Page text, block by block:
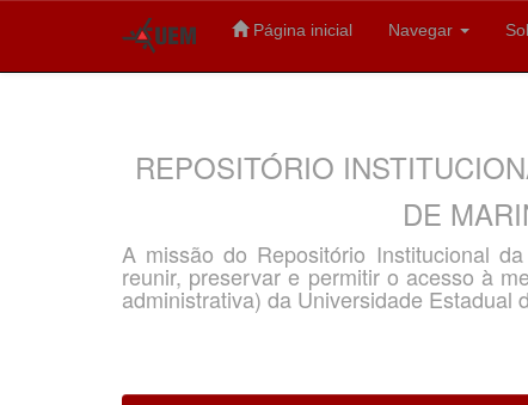
Página inicial Navegar
REPOSITÓRIO
DE
A missão do Repositório Institucional
reunir, preservar e permitir o acesso à
administrativa) da Universidade Estadual